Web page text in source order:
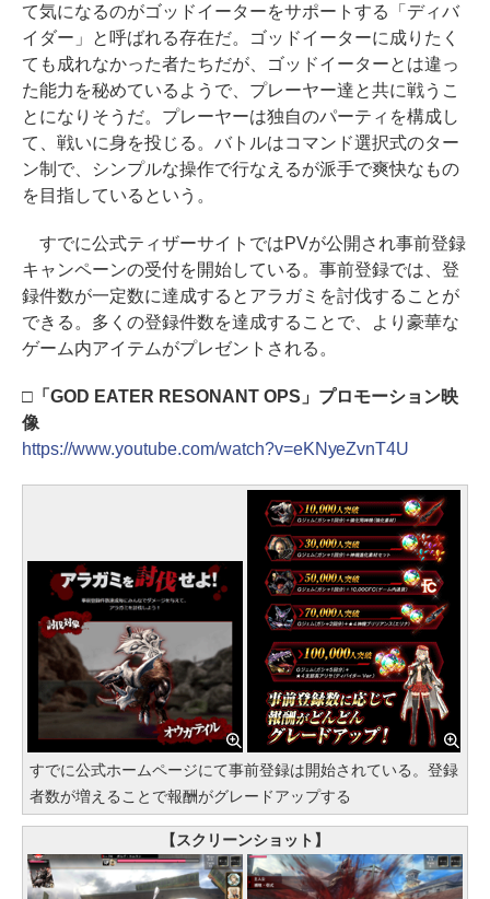
て気になるのがゴッドイーターをサポートする「ディバ
イダー」と呼ばれる存在だ。ゴッドイーターに成りたく
ても成れなかった者たちだが、ゴッドイーターとは違っ
た能力を秘めているようで、プレーヤー達と共に戦うこ
とになりそうだ。プレーヤーは独自のパーティを構成し
て、戦いに身を投じる。バトルはコマンド選択式のター
ン制で、シンプルな操作で行なえるが派手で爽快なもの
を目指しているという。
すでに公式ティザーサイトではPVが公開され事前登録
キャンペーンの受付を開始している。事前登録では、登
録件数が一定数に達成するとアラガミを討伐することが
できる。多くの登録件数を達成することで、より豪華な
ゲーム内アイテムがプレゼントされる。
□「GOD EATER RESONANT OPS」プロモーション映
像
https://www.youtube.com/watch?v=eKNyeZvnT4U
すでに公式ホームページにて事前登録は開始されている。登録
者数が増えることで報酬がグレードアップする
【スクリーンショット】